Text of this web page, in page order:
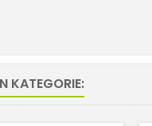
KATEGORIE: